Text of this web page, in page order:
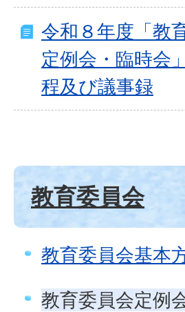
令和８年度「教
定例会・臨時会
程及び議事録
教育委員会
教育委員会基本
教育委員会定例